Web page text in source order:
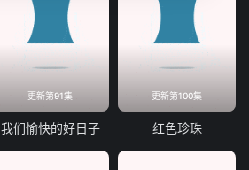
更新第91集
我们愉快的好日子
更新第100集
红色珍珠